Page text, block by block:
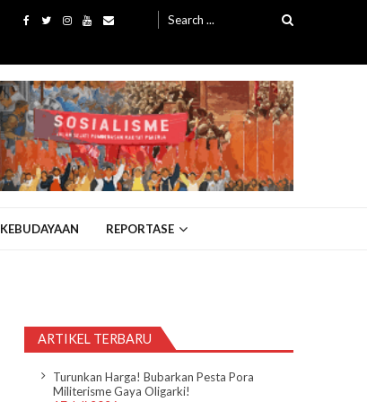
for:
KEBUDAYAAN REPORTASE
ARTIKEL TERBARU
Turunkan Harga! Bubarkan Pesta Pora
Militerisme Gaya Oligarki!